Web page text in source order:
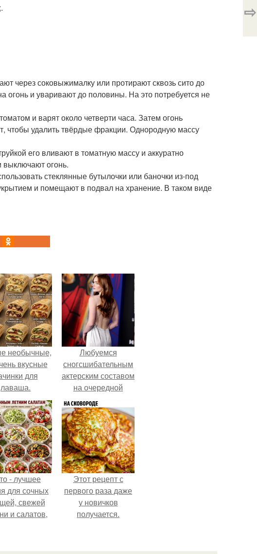
через соковыжималку или протирают сквозь сито до
и уваривают до половины. На это потребуется не
и варят около четверти часа. Затем огонь
чтобы удалить твёрдые фракции. Однородную массу
его вливают в томатную массу и аккуратно
выключают огонь.
стеклянные бутылочки или баночки из-под
и помещают в подвал на хранение. В таком виде
⇨
необычные,
вкусные
для
лаваша.
Любуемся
сногсшибательным
актерским составом
на очередной
премьере нового
человека - паука.
- лучшее
для сочных
свежей
и салатов,
минут.
Этот рецепт с
первого раза даже
у новичков
получается.